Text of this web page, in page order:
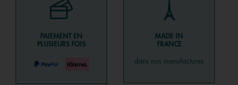
PAIEMENT EN
PLUSIEURS FOIS
MADE IN
FRANCE
dans nos manufactures